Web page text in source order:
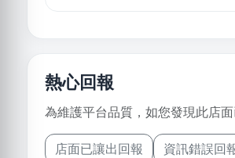
熱心回報
為維護平台品質，如您發現此店
店面已讓出回報 資訊錯誤回